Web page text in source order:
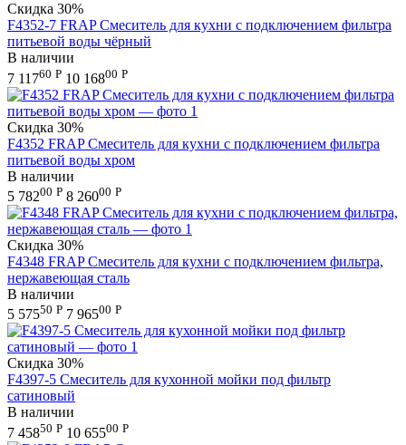
Скидка 30%
F4352-7 FRAP Смеситель для кухни с подключением фильтра
питьевой воды чёрный
В наличии
7 11760 Р 10 16800 Р
Скидка 30%
F4352 FRAP Смеситель для кухни с подключением фильтра
питьевой воды хром
В наличии
5 78200 Р 8 26000 Р
Скидка 30%
F4348 FRAP Смеситель для кухни с подключением фильтра,
нержавеющая сталь
В наличии
5 57550 Р 7 96500 Р
Скидка 30%
F4397-5 Смеситель для кухонной мойки под фильтр
сатиновый
В наличии
7 45850 Р 10 65500 Р